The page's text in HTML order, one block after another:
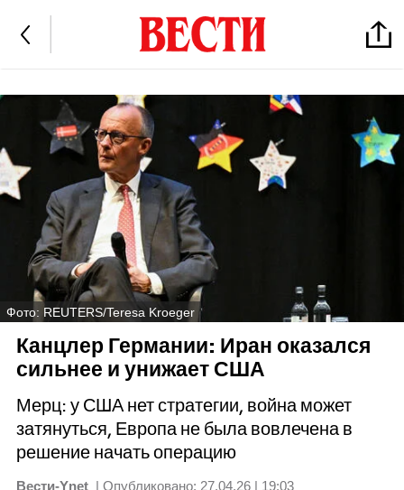
Фото: REUTERS/Teresa Kroeger
Канцлер Германии: Иран оказался
сильнее и унижает США
Мерц: у США нет стратегии, война может
затянуться, Европа не была вовлечена в
решение начать операцию
Вести-Ynet | Опубликовано: 27.04.26 | 19:03